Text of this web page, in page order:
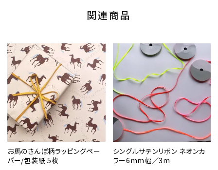
関連商品
お馬のさんぽ柄ラッピングペー
パー/包装紙 5枚
シングルサテンリボン ネオンカ
ラー6mm幅／3m